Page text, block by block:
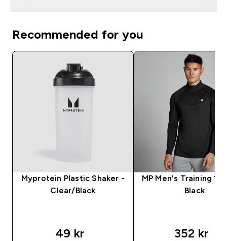
Recommended for you
Myprotein Plastic Shaker -
Clear/Black
49 kr‎
MP Men's Training 1/
Black
352 kr‎